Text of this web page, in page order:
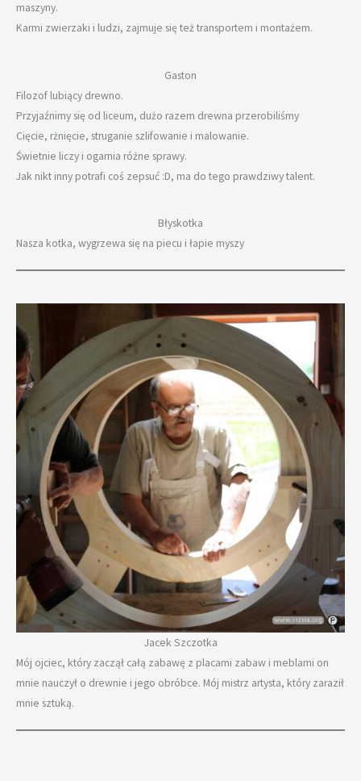
maszyny.
Karmi zwierzaki i ludzi, zajmuje się też transportem i montażem.
Gaston
Filozof lubiący drewno.
Przyjaźnimy się od liceum, dużo razem drewna przerobiliśmy
Cięcie, rżnięcie, struganie szlifowanie i malowanie.
Świetnie liczy i ogarnia różne sprawy.
Jak nikt inny potrafi coś zepsuć :D, ma do tego prawdziwy talent.
Błyskotka
Nasza kotka, wygrzewa się na piecu i łapie myszy
Jacek Szczotka
Mój ojciec, który zaczął całą zabawę z placami zabaw i meblami on
mnie nauczył o drewnie i jego obróbce. Mój mistrz artysta, który zaraził
mnie sztuką.